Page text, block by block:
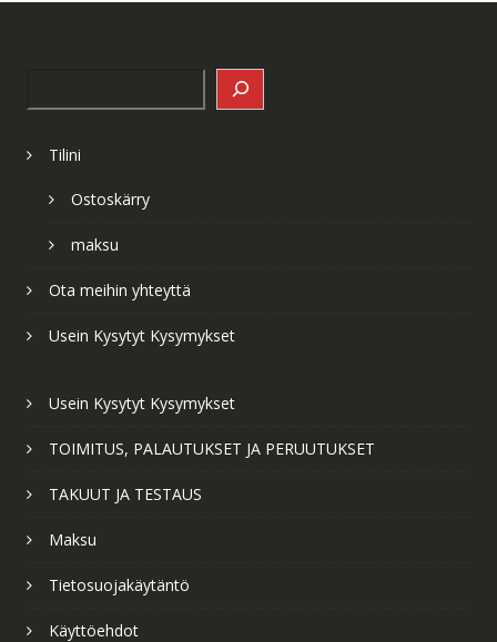
Tilini
Ostoskärry
maksu
Ota meihin yhteyttä
Usein Kysytyt Kysymykset
Usein Kysytyt Kysymykset
TOIMITUS, PALAUTUKSET JA PERUUTUKSET
TAKUUT JA TESTAUS
Maksu
Tietosuojakäytäntö
Käyttöehdot